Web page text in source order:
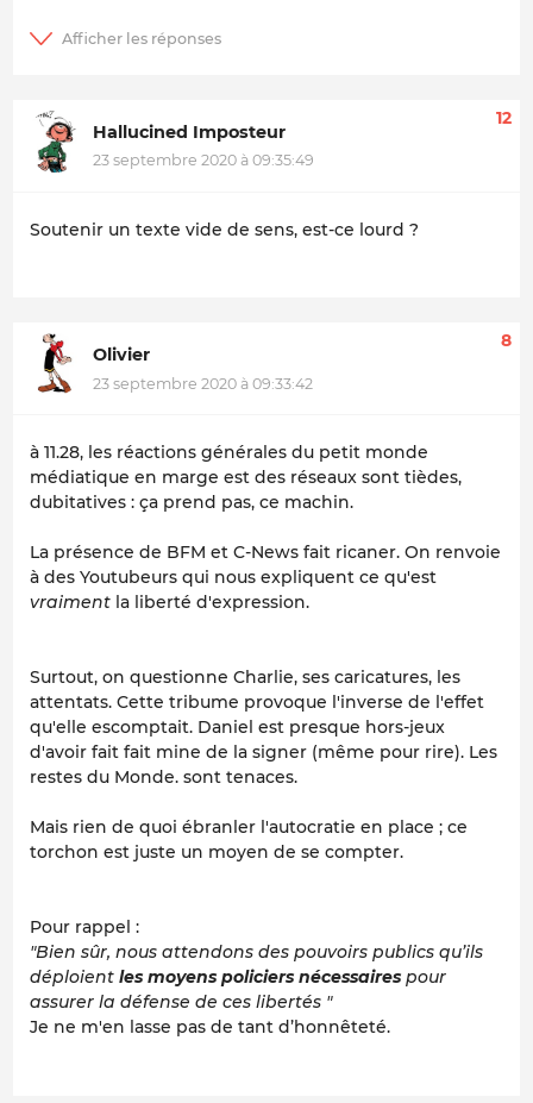
Hallucined Imposteur
23 septembre 2020 à 09:35:49
12
Soutenir un texte vide de sens, est-ce lourd ?
Olivier
23 septembre 2020 à 09:33:42
8
à 11.28, les réactions générales du petit monde
médiatique en marge est des réseaux sont tièdes,
dubitatives : ça prend pas, ce machin.
La présence de BFM et C-News fait ricaner. On renvoie
à des Youtubeurs qui nous expliquent ce qu'est
vraiment la liberté d'expression.
Surtout, on questionne Charlie, ses caricatures, les
attentats. Cette tribume provoque l'inverse de l'effet
qu'elle escomptait. Daniel est presque hors-jeux
d'avoir fait fait mine de la signer (même pour rire). Les
restes du Monde. sont tenaces.
Mais rien de quoi ébranler l'autocratie en place ; ce
torchon est juste un moyen de se compter.
Pour rappel :
"Bien sûr, nous attendons des pouvoirs publics qu’ils
déploient les moyens policiers nécessaires pour
assurer la défense de ces libertés "
Je ne m'en lasse pas de tant d’honnêteté.